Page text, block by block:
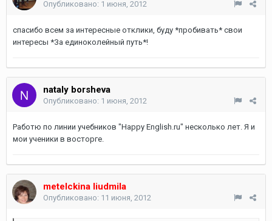
Опубликовано: 1 июня, 2012
спасибо всем за интересные отклики, буду *пробивать* свои
интересы *За единоколейный путь*!
nataly borsheva
Опубликовано: 1 июня, 2012
Работю по линии учебников "Happy English.ru" несколько лет. Я и
мои ученики в восторге.
metelckina liudmila
Опубликовано: 11 июня, 2012